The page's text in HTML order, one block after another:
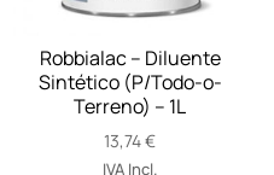
Robbialac – Diluente
Sintético (P/Todo-o-
Terreno) – 1L
13,74€
IVA Incl.